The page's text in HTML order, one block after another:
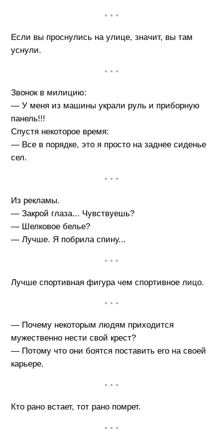
• • •
Если вы проснулись на улице, значит, вы там
уснули.
• • •
Звонок в милицию:
— У меня из машины украли руль и приборную
панель!!!
Спустя некоторое время:
— Все в порядке, это я просто на заднее сиденье
сел.
• • •
Из рекламы.
— Закрой глаза... Чувствуешь?
— Шелковое белье?
— Лучше. Я побрила спину...
• • •
Лучше спортивная фигура чем спортивное лицо.
• • •
— Почему некоторым людям приходится
мужественно нести свой крест?
— Потому что они боятся поставить его на своей
карьере.
• • •
Кто рано встает, тот рано помрет.
• • •